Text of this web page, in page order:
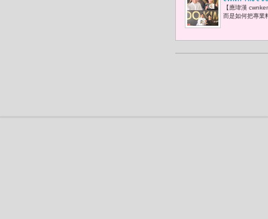
持 百元價
【應瑋漢
而是如何把專業